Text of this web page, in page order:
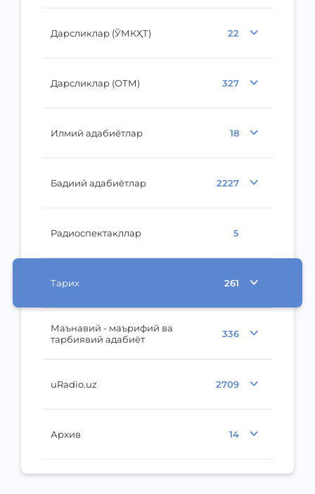
Дарсликлар (ЎМКҲТ) 22
Дарсликлар (ОТМ) 327
Илмий адабиётлар 18
Бадиий адабиётлар 2227
Радиоспектакллар 5
Тарих 261
Маънавий - маърифий ва
тарбиявий адабиёт
336
uRadio.uz 2709
Архив 14